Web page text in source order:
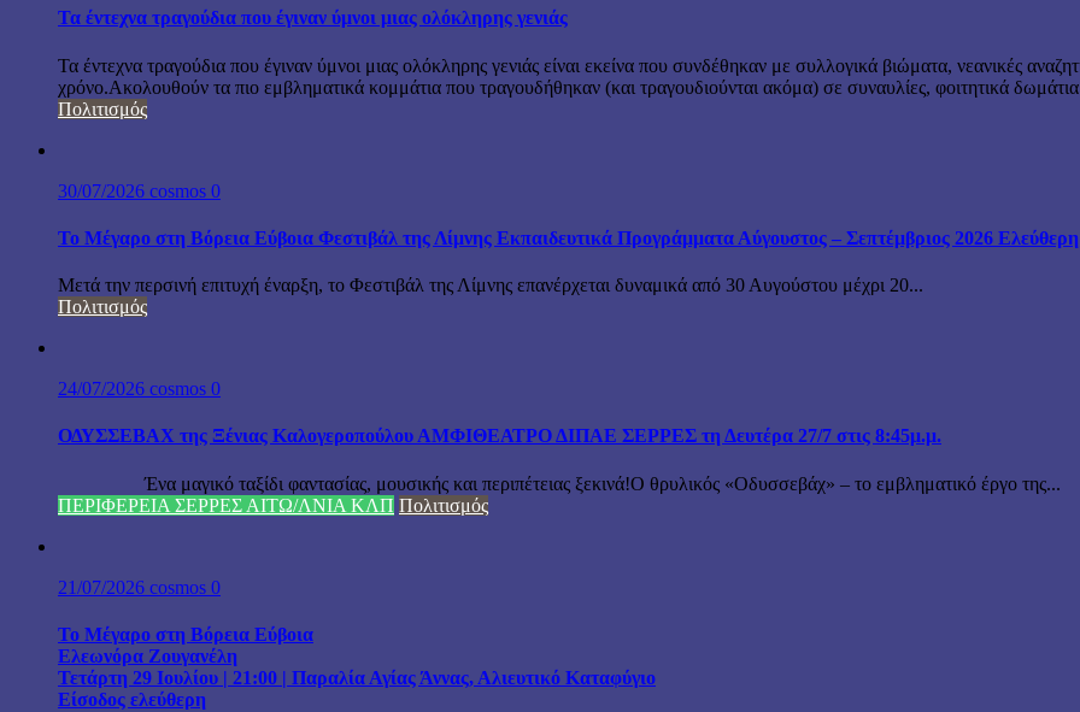
Τα έντεχνα τραγούδια που έγιναν ύμνοι μιας ολόκληρης γενιάς
Τα έντεχνα τραγούδια που έγιναν ύμνοι μιας ολόκληρης γενιάς είναι εκείνα που συνδέθηκαν με συλλογικά βιώματα, νεανικές
χρόνο.Ακολουθούν τα πιο εμβληματικά κομμάτια που τραγουδήθηκαν (και τραγουδιούνται ακόμα) σε συναυλίες, φοιτητικά
Πολιτισμός
30/07/2026 cosmos 0
Το Μέγαρο στη Βόρεια Εύβοια Φεστιβάλ της Λίμνης Εκπαιδευτικά Προγράμματα Αύγουστος – Σεπτέμβριος 2026 Ελεύθερη
Μετά την περσινή επιτυχή έναρξη, το Φεστιβάλ της Λίμνης επανέρχεται δυναμικά από 30 Αυγούστου μέχρι 20...
Πολιτισμός
24/07/2026 cosmos 0
ΟΔΥΣΣΕΒΑΧ της Ξένιας Καλογεροπούλου ΑΜΦΙΘΕΑΤΡΟ ΔΙΠΑΕ ΣΕΡΡΕΣ τη Δευτέρα 27/7 στις 8:45μ.μ.
Ένα μαγικό ταξίδι φαντασίας, μουσικής και περιπέτειας ξεκινά!Ο θρυλικός «Οδυσσεβάχ» – το εμβληματικό έργο της...
ΠΕΡΙΦΕΡΕΙΑ ΣΕΡΡΕΣ ΑΙΤΩ/ΛΝΙΑ ΚΛΠ Πολιτισμός
21/07/2026 cosmos 0
Το Μέγαρο στη Βόρεια Εύβοια
Ελεωνόρα Ζουγανέλη
Τετάρτη 29 Ιουλίου | 21:00 | Παραλία Αγίας Άννας, Αλιευτικό Καταφύγιο
Είσοδος ελεύθερη